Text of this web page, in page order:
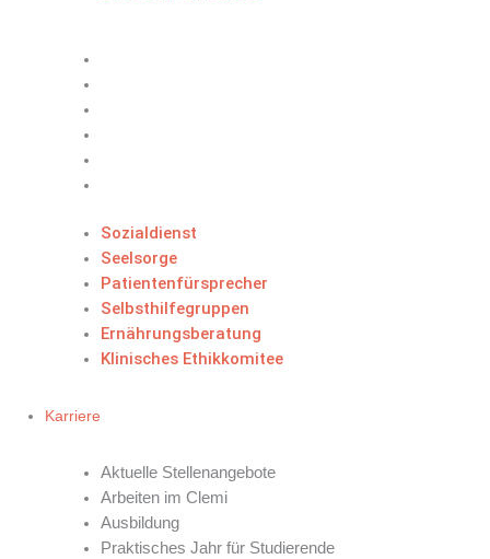
Sozialdienst
Seelsorge
Patientenfürsprecher
Selbsthilfegruppen
Ernährungsberatung
Klinisches Ethikkomitee
Karriere
Aktuelle Stellenangebote
Arbeiten im Clemi
Ausbildung
Praktisches Jahr für Studierende